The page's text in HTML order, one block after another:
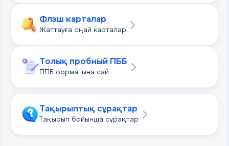
Флэш карталар
Жаттауға оңай карталар
Толық пробный ПББ
ППБ форматына сай
Тақырыптық сұрақтар
Тақырып бойынша сұрақтар